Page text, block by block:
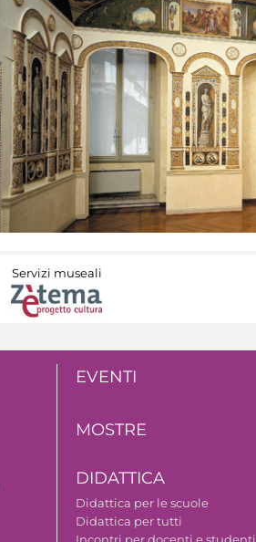
Servizi museali
EVENTI
MOSTRE
DIDATTICA
Didattica per le scuole
Didattica per tutti